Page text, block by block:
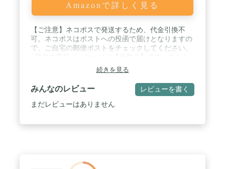
Amazonで詳しく見る
【ご注意】ネコポスで発送するため、代金引換不
可。ネコポスはポストへの投函で届けとなりますの
で、ご自宅の郵便ポストをチェックしてください。
じめご了承ください。 / 内容量：40g / 原材料：クミ
ン、塩、生姜、大蒜、八角、丁香、桂皮、花椒、胡
麻、唐辛子、グルタミン酸ナトリウム
続きを見る
みんなのレビュー レビューを書く
まだレビューはありません